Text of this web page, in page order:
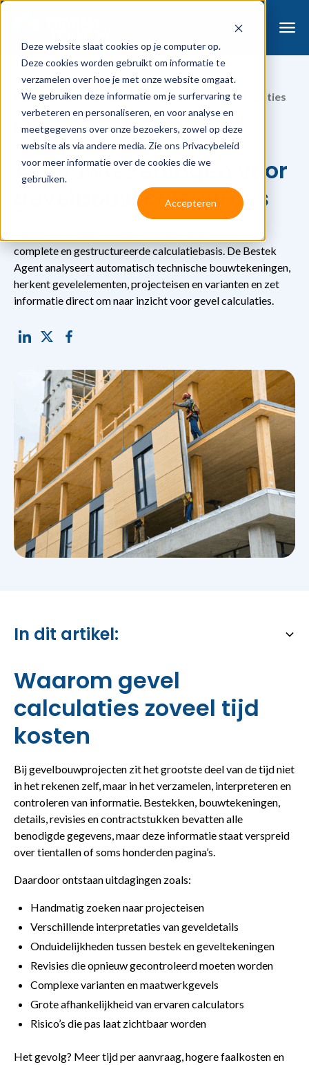
Deze website slaat cookies op je computer op.
Deze cookies worden gebruikt om informatie te
verzamelen over hoe je met onze website omgaat.
We gebruiken deze informatie om je surfervaring te
verbeteren en personaliseren, en voor analyse en
meetgegevens over onze bezoekers, zowel op deze
website als via andere media. Zie ons Privacybeleid
voor meer informatie over de cookies die we
gebruiken.
Accepteren
Blog AI bouwtekeningen voor gevelbouw calculaties
ByJelle
May 8, 2026
AI bouwtekeningen voor
gevelbouw calculaties
complete en gestructureerde calculatiebasis. De Bestek
Agent analyseert automatisch technische bouwtekeningen,
herkent gevelelementen, projecteisen en varianten en zet
informatie direct om naar inzicht voor gevel calculaties.
In dit artikel:
Heading 2
Waarom gevel
calculaties zoveel tijd
kosten
Bij gevelbouwprojecten zit het grootste deel van de tijd niet
in het rekenen zelf, maar in het verzamelen, interpreteren en
controleren van informatie. Bestekken, bouwtekeningen,
details, revisies en contractstukken bevatten alle
benodigde gegevens, maar deze informatie staat verspreid
over tientallen of soms honderden pagina’s.
Daardoor ontstaan uitdagingen zoals:
Handmatig zoeken naar projecteisen
Verschillende interpretaties van geveldetails
Onduidelijkheden tussen bestek en geveltekeningen
Revisies die opnieuw gecontroleerd moeten worden
Complexe varianten en maatwerkgevels
Grote afhankelijkheid van ervaren calculators
Risico’s die pas laat zichtbaar worden
Het gevolg? Meer tijd per aanvraag, hogere faalkosten en